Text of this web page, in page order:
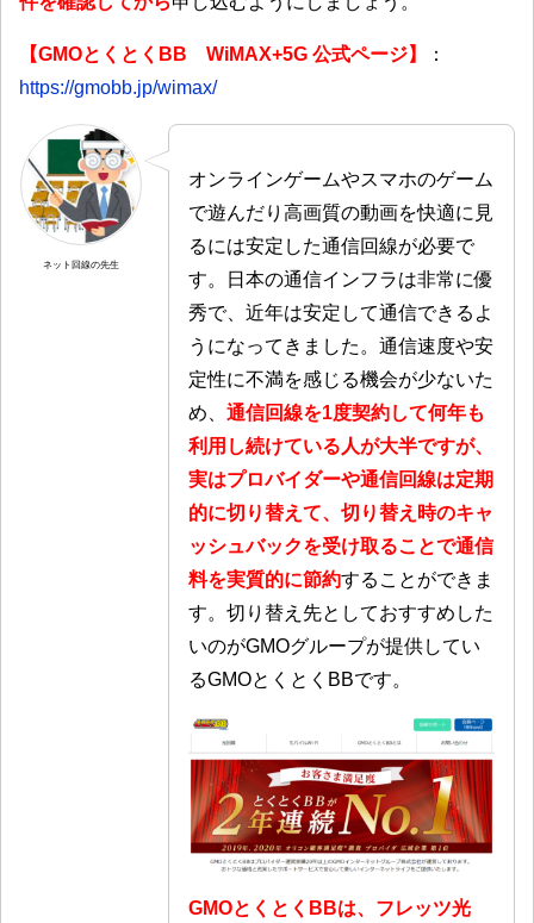
【GMOとくとくBB WiMAX+5G 公式ページ】
：
https://gmobb.jp/wimax/
ネット回線の先生
オンラインゲームやスマホのゲーム
で遊んだり高画質の動画を快適に見
るには安定した通信回線が必要で
す。日本の通信インフラは非常に優
秀で、近年は安定して通信できるよ
うになってきました。通信速度や安
定性に不満を感じる機会が少ないた
め、 通信回線を1度契約して何年も
利用し続けている人が大半ですが、
実はプロバイダーや通信回線は定期
的に切り替えて、切り替え時のキャ
ッシュバックを受け取ることで通信
料を実質的に節約することができま
す。切り替え先としておすすめした
いのがGMOグループが提供してい
るGMOとくとくBBです。
GMOとくとくBBは、フレッツ光